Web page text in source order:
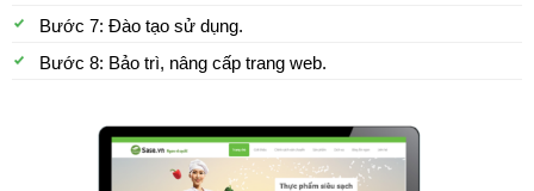
Bước 7: Đào tạo sử dụng.
Bước 8: Bảo trì, nâng cấp trang web.